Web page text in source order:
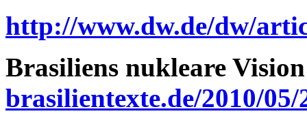
http://www.dw.de/dw/
Brasiliens nukleare
brasilientexte.de/2010/